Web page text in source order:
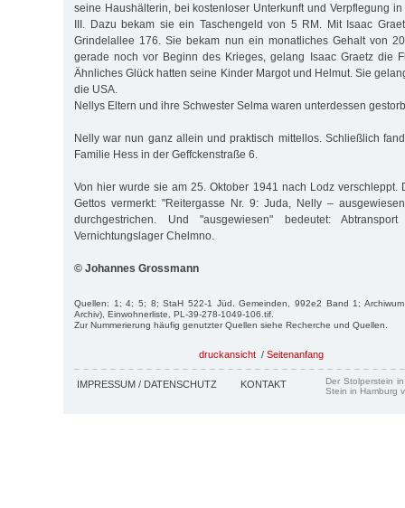
seine Haushälterin, bei kostenloser Unterkunft und Verpflegung
III. Dazu bekam sie ein Taschengeld von 5 RM. Mit Isaac
Grindelallee 176. Sie bekam nun ein monatliches Gehalt von
gerade noch vor Beginn des Krieges, gelang Isaac Graetz die
Ähnliches Glück hatten seine Kinder Margot und Helmut. Sie
die USA.
Nellys Eltern und ihre Schwester Selma waren unterdessen
Nelly war nun ganz allein und praktisch mittellos. Schließlich
Familie Hess in der Geffckenstraße 6.
Von hier wurde sie am 25. Oktober 1941 nach Lodz verschleppt.
Gettos vermerkt: "Reitergasse Nr. 9: Juda, Nelly –
durchgestrichen. Und "ausgewiesen" bedeutet:
Vernichtungslager Chelmno.
© Johannes Grossmann
Quellen: 1; 4; 5; 8; StaH 522-1 Jüd. Gemeinden, 992e2 Band 1;
Archiv), Einwohnerliste, PL-39-278-1049-106.tif.
Zur Nummerierung häufig genutzter Quellen siehe Recherche und Quellen.
druckansicht / Seitenanfang
IMPRESSUM / DATENSCHUTZ KONTAKT
Der Stolperstein
Stein in Hamburg